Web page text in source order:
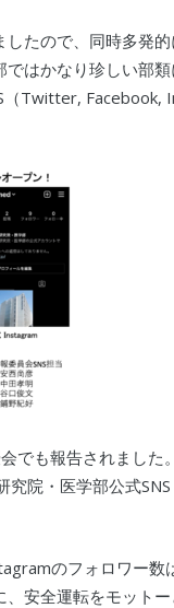
たので、同時多発的
はかなり珍しい部類
（Twitter, Facebook,
でも報告されました。
究院・医学部公式
のフォロワー数
安全運転をモットー